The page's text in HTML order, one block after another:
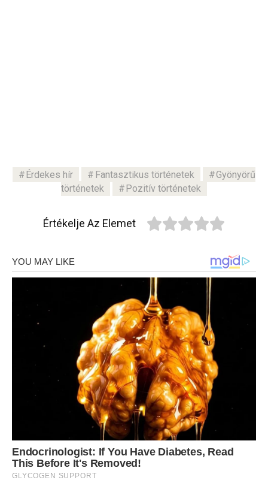
Érdekes hír Fantasztikus történetek
Gyönyörű
történetek
Pozitív történetek
Értékelje Az Elemet